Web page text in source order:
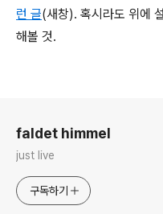
런 글(새창). 혹시라도 위에
해볼 것.
faldet himmel
just live
구독하기